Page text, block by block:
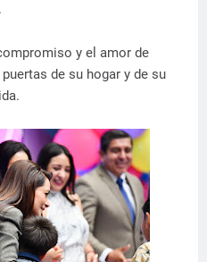
y el amor de
de su hogar y de su